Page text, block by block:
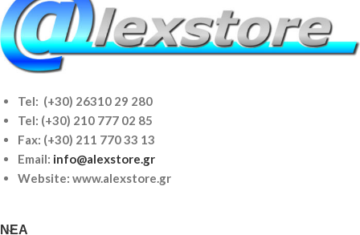
Tel: (+30) 26310 29 280
Tel: (+30) 210 777 02 85
Fax: (+30) 211 770 33 13
Email: info@alexstore.gr
Website: www.alexstore.gr
ΝΈΑ